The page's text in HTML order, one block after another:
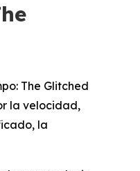
The Glitched
la velocidad,
la